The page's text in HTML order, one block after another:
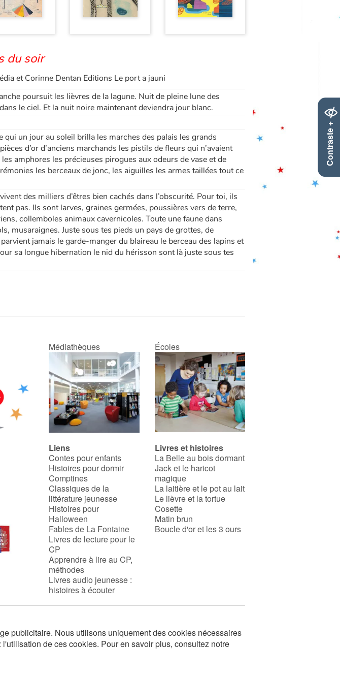
Contraste +
du soir
et Corinne Dentan Editions Le port a jauni
poursuit les lièvres de la lagune. Nuit de pleine lune des
le ciel. Et la nuit noire maintenant deviendra jour blanc.
un jour au soleil brilla les marches des palais les grands
d’or d’anciens marchands les pistils de fleurs qui n’avaient
amphores les précieuses pirogues aux odeurs de vase et de
les berceaux de jonc, les aiguilles les armes taillées tout ce
des milliers d’êtres bien cachés dans l’obscurité. Pour toi, ils
pas. Ils sont larves, graines germées, poussières vers de terre,
collemboles animaux cavernicoles. Toute une faune dans
musaraignes. Juste sous tes pieds un pays de grottes, de
jamais le garde-manger du blaireau le berceau des lapins et
sa longue hibernation le nid du hérisson sont là juste sous tes
Médiathèques Écoles
Liens
Contes pour enfants
Histoires pour dormir
Comptines
Classiques de la
littérature jeunesse
Histoires pour
Halloween
Fables de La Fontaine
Livres de lecture pour le
CP
Apprendre à lire au CP,
méthodes
Livres audio jeunesse :
histoires à écouter
Livres et histoires
La Belle au bois dormant
Jack et le haricot
magique
La laitière et le pot au lait
Le lièvre et la tortue
Cosette
Matin brun
Boucle d'or et les 3 ours
publicitaire. Nous utilisons uniquement des cookies nécessaires
de ces cookies. Pour en savoir plus, consultez notre